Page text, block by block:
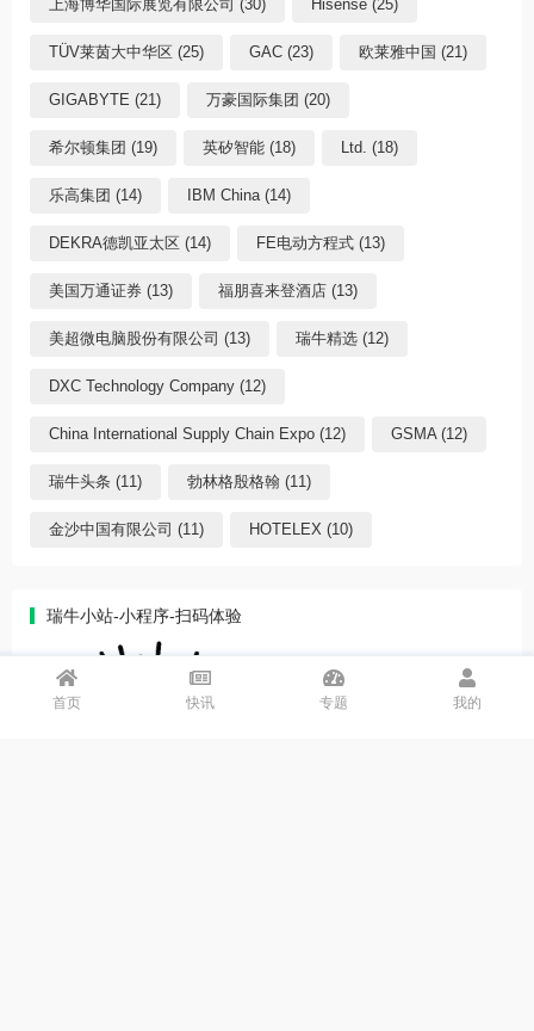
上海博华国际展览有限公司 (30) Hisense (25)
TÜV莱茵大中华区 (25) GAC (23) 欧莱雅中国 (21)
GIGABYTE (21) 万豪国际集团 (20)
希尔顿集团 (19) 英矽智能 (18) Ltd. (18)
乐高集团 (14) IBM China (14)
DEKRA德凯亚太区 (14) FE电动方程式 (13)
美国万通证券 (13) 福朋喜来登酒店 (13)
美超微电脑股份有限公司 (13) 瑞牛精选 (12)
DXC Technology Company (12)
China International Supply Chain Expo (12) GSMA (12)
瑞牛头条 (11) 勃林格殷格翰 (11)
金沙中国有限公司 (11) HOTELEX (10)
瑞牛小站-小程序-扫码体验
首页 快讯 专题 我的